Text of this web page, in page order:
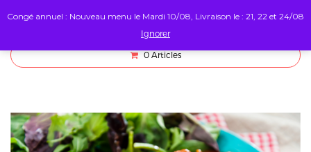
0 Articles
Congé annuel : Nouveau menu le Mardi 10/08, Livraison le : 21, 22 et 24/08
Ignorer